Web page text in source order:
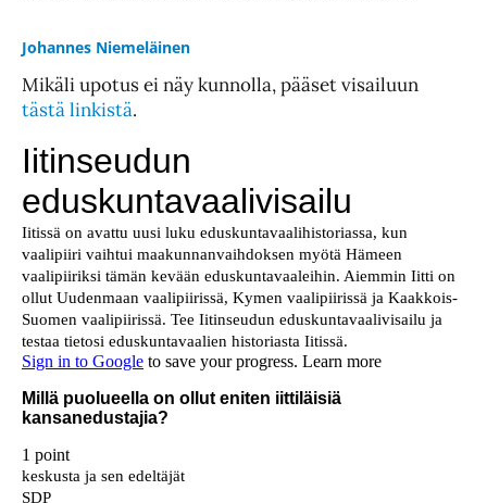
Johannes Niemeläinen
Mikäli upotus ei näy kunnolla, pääset visailuun
tästä linkistä.